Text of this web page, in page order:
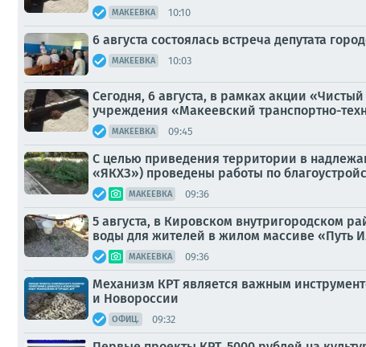
МАКЕЕВКА 10:10
6 августа состоялась встреча депутата
МАКЕЕВКА 10:03
Сегодня, 6 августа, в рамках акции
учреждения «Макеевский транспортно-
МАКЕЕВКА 09:45
С целью приведения территории в
«ЯКХЗ») проведены работы по
МАКЕЕВКА 09:36
5 августа, в Кировском внутригородском
воды для жителей в жилом массиве «Путь
МАКЕЕВКА 09:36
Механизм КРТ является важным
и Новороссии
ОФИЦ. 09:32